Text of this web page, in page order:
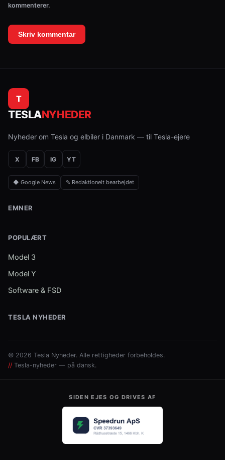
kommenterer.
T
TESLANYHEDER
Nyheder om Tesla og elbiler i Danmark — til Tesla-ejere
X FB IG YT
◆ Google News ✎ Redaktionelt bearbejdet
EMNER
POPULÆRT
Model 3
Model Y
Software & FSD
TESLA NYHEDER
© 2026 Tesla Nyheder. Alle rettigheder forbeholdes.
// Tesla-nyheder — på dansk.
SIDEN EJES OG DRIVES AF